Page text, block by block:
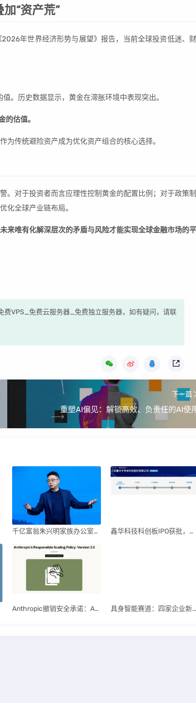
“资产荒”
年世界经济形势与展望》报告，当前全球投资低迷、
。历史数据显示，黄金在滞胀环境中表现突出。
的估值。
为传统避险资产成为优化资产组合的核心选择。
。对于投资者而言应理性控制黄金的配置比例；对于政策制
化全球产业链布局。
来唯有化解深层次的矛盾与风险才能实现全球金融市场的平
VPS_免费云服务器_免费独立服务器，如有疑问，请联
下一篇
重塑AI偏见：解锁高效、负责任的AI使
千亿富翁朱兴明家族办公室进军VC圈 鑫华科技科创板IPO获批，领跑国内半导体材料市场
Anthropic撤销安全承诺：AI竞赛中的伦理与商业博弈 具身智能赛道：四家企业新晋独角兽，融资竞速背后